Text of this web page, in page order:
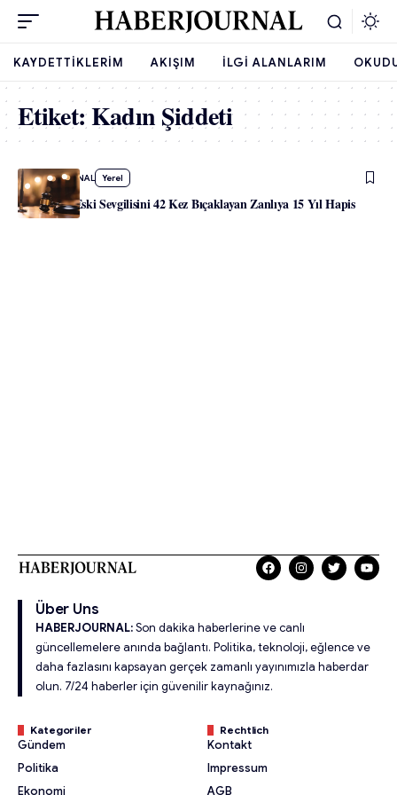
KAYDETTIKLERIM AKIŞIM İLGI ALANLARIM
Etiket:Kadın Şiddeti
-HABERJOURNAL Yerel
Viyana’da Eski Sevgilisini 42 Kez Bıçaklayan Zanlıya 15 Yıl Hapis
Über Uns
HABERJOURNAL:Son dakika haberlerine ve canlı
güncellemelere anında bağlantı. Politika, teknoloji, eğlence ve
daha fazlasını kapsayan gerçek zamanlı yayınımızla haberdar
olun. 7/24 haberler için güvenilir kaynağınız.
Kategoriler
Gündem
Politika
Ekonomi
Rechtlich
Kontakt
Impressum
AGB